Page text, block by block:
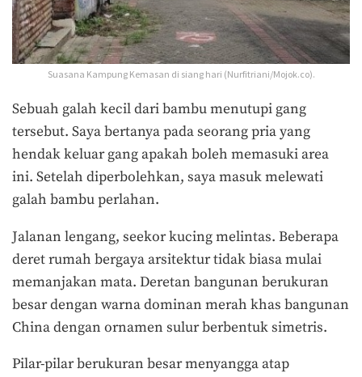
Suasana Kampung Kemasan di siang hari (Nurfitriani/Mojok.co).
Sebuah galah kecil dari bambu menutupi gang
tersebut. Saya bertanya pada seorang pria yang
hendak keluar gang apakah boleh memasuki area
ini. Setelah diperbolehkan, saya masuk melewati
galah bambu perlahan.
Jalanan lengang, seekor kucing melintas. Beberapa
deret rumah bergaya arsitektur tidak biasa mulai
memanjakan mata. Deretan bangunan berukuran
besar dengan warna dominan merah khas bangunan
China dengan ornamen sulur berbentuk simetris.
Pilar-pilar berukuran besar menyangga atap